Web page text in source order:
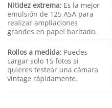
Nitidez extrema: Es la mejor
emulsión de 125 ASA para
realizar ampliaciones
grandes en papel baritado.
Rollos a medida: Puedes
cargar solo 15 fotos si
quieres testear una cámara
vintage rápidamente.